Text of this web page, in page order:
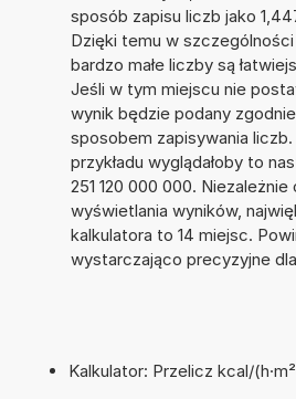
sposób zapisu liczb jako
Dzięki temu w
bardzo małe liczby są
Jeśli w tym miejscu nie
wynik będzie podany
sposobem zapisywania
przykładu wyglądałoby to
251 120 000 000.
wyświetlania wyników,
kalkulatora to 14 miejsc.
wystarczająco precyzyjne
Kalkulator: Przelicz kcal/